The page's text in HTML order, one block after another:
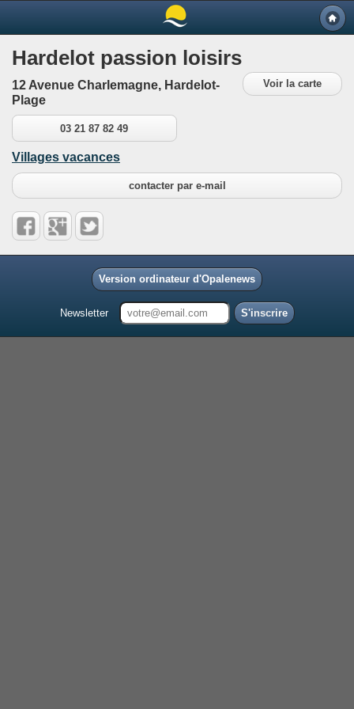
Hardelot passion loisirs
Voir la carte
12 Avenue Charlemagne, Hardelot-
Plage
03 21 87 82 49
Villages vacances
contacter par e-mail
Version ordinateur d'Opalenews
Newsletter S'inscrire